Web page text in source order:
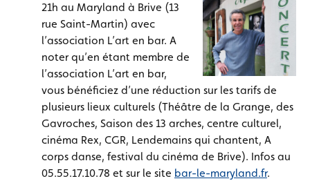
21h au Maryland à Brive (13
rue Saint-Martin) avec
l’association L’art en bar. A
noter qu’en étant membre de
l’association L’art en bar,
vous bénéficiez d’une réduction sur les tarifs de
plusieurs lieux culturels (Théâtre de la Grange, des
Gavroches, Saison des 13 arches, centre culturel,
cinéma Rex, CGR, Lendemains qui chantent, A
corps danse, festival du cinéma de Brive). Infos au
05.55.17.10.78 et sur le site bar-le-maryland.fr.